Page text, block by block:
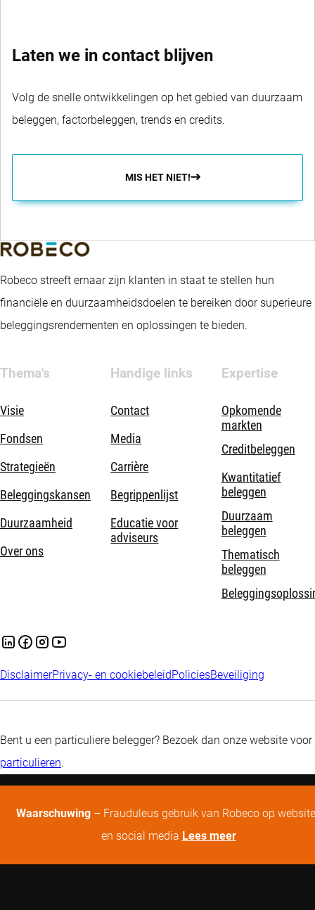
Laten we in contact blijven
Volg de snelle ontwikkelingen op het gebied van duurzaam
beleggen, factorbeleggen, trends en credits.
MIS HET NIET!
Robeco streeft ernaar zijn klanten in staat te stellen hun
financiële en duurzaamheidsdoelen te bereiken door superieure
beleggingsrendementen en oplossingen te bieden.
Thema's
Visie
Fondsen
Strategieën
Beleggingskansen
Duurzaamheid
Over ons
Handige links
Contact
Media
Carrière
Begrippenlijst
Educatie voor
adviseurs
Expertise
Opkomende
markten
Creditbeleggen
Kwantitatief
beleggen
Duurzaam
beleggen
Thematisch
beleggen
DisclaimerPrivacy- en cookiebeleidPoliciesBeveiliging
Bent u een particuliere belegger? Bezoek dan onze website voor
particulieren.
Waarschuwing – Frauduleus gebruik van Robeco op
en social media Lees meer